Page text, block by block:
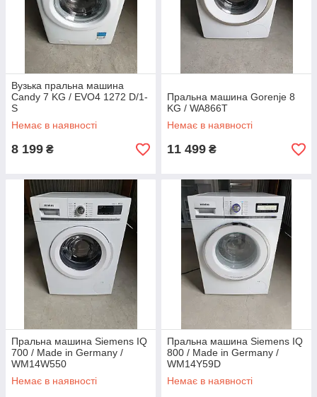
Вузька пральна машина
Candy 7 KG / EVO4 1272 D/1-
S
Немає в наявності
8 199 ₴
Пральна машина Gorenje 8
KG / WA866T
Немає в наявності
11 499 ₴
Пральна машина Siemens IQ
700 / Made in Germany /
WM14W550
Немає в наявності
Пральна машина Siemens IQ
800 / Made in Germany /
WM14Y59D
Немає в наявності